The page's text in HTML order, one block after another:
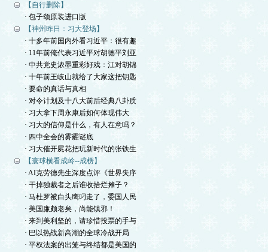
【自行删除】
· 包子颂原装进口版
【神州昨日：习大登场】
· 十多年前国内外看习近平：很有趣
· 11年前俺代表习近平对胡德平刘亚
· 中共党史浓墨重彩好戏：江对胡锦
· 十年前王岐山就给了大家这把钥匙
· 要命的真话与真相
· 对令计划及十八大前后经典八卦质
· 习大拿下周永康后如何体现伟大
· 习大的信仰是什么，有人在意吗？
· 四中全会的雾霾谜底
· 习大催开屍花把玩新时代的张铁生
【寰球横看成岭--成楞】
· AI克劳德先生深度点评《世界失序
· 干掉独裁者之后谁收拾烂摊子？
· 马杜罗被白头鹰叼走了，委国人民
· 美国廉颇老矣，尚能镇邪！
· 来到美利坚的，请珍惜投票的手与
· 巴以热战新高潮的全球冷战开局
· 平权法案的出笼与终结都是美国的